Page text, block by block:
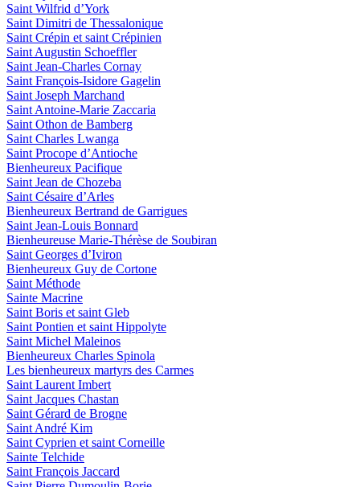
Saint Wilfrid d’York
Saint Dimitri de Thessalonique
Saint Crépin et saint Crépinien
Saint Augustin Schoeffler
Saint Jean-Charles Cornay
Saint François-Isidore Gagelin
Saint Joseph Marchand
Saint Antoine-Marie Zaccaria
Saint Othon de Bamberg
Saint Charles Lwanga
Saint Procope d’Antioche
Bienheureux Pacifique
Saint Jean de Chozeba
Saint Césaire d’Arles
Bienheureux Bertrand de Garrigues
Saint Jean-Louis Bonnard
Bienheureuse Marie-Thérèse de Soubiran
Saint Georges d’Iviron
Bienheureux Guy de Cortone
Saint Méthode
Sainte Macrine
Saint Boris et saint Gleb
Saint Pontien et saint Hippolyte
Saint Michel Maleinos
Bienheureux Charles Spinola
Les bienheureux martyrs des Carmes
Saint Laurent Imbert
Saint Jacques Chastan
Saint Gérard de Brogne
Saint André Kim
Saint Cyprien et saint Corneille
Sainte Telchide
Saint François Jaccard